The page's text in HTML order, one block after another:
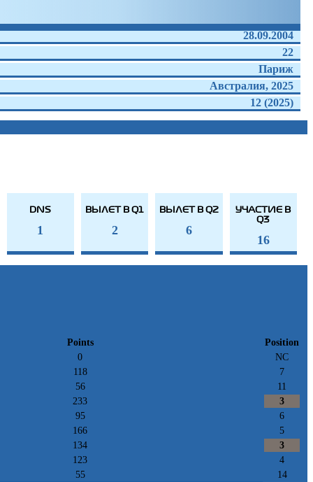
28.09.2004
22
Париж
Австралия, 2025
12 (2025)
DNS
1
ВЫЛЕТ В Q1
2
ВЫЛЕТ В Q2
6
УЧАСТИЕ В
Q3
16
Points
Position
0
NC
118
7
56
11
233
3
95
6
166
5
134
3
123
4
55
14